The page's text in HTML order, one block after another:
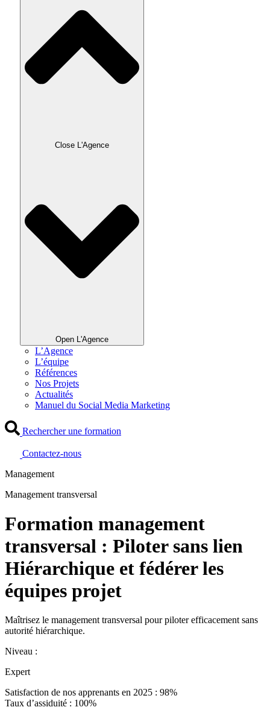
Close L'Agence
Open L'Agence
L’Agence
L’équipe
Références
Nos Projets
Actualités
Manuel du Social Media Marketing
Rechercher une formation
Contactez-nous
Management
Management transversal
Formation management
transversal : Piloter sans lien
Hiérarchique et fédérer les
équipes projet
Maîtrisez le management transversal pour piloter efficacement sans
autorité hiérarchique.
Niveau :
Expert
Satisfaction de nos apprenants en 2025 : 98%
Taux d’assiduité : 100%